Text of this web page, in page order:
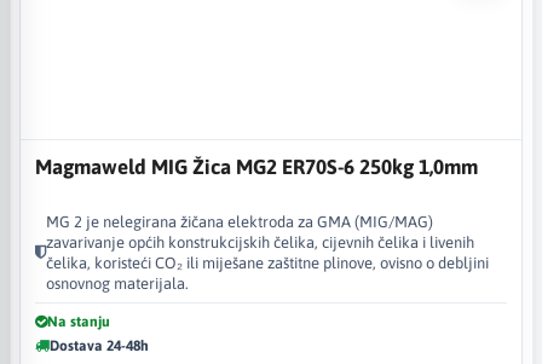
Magmaweld MIG Žica MG2 ER70S-6 250kg 1,0mm
MG 2 je nelegirana žičana elektroda za GMA (MIG/MAG)
zavarivanje općih konstrukcijskih čelika, cijevnih čelika i livenih
čelika, koristeći CO₂ ili miješane zaštitne plinove, ovisno o debljini
osnovnog materijala.
Na stanju
Dostava 24-48h